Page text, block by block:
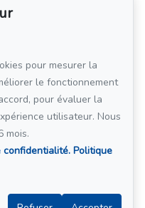
pour mesurer la
le fonctionnement
pour évaluer la
utilisateur. Nous
mois.
confidentialité. Politique